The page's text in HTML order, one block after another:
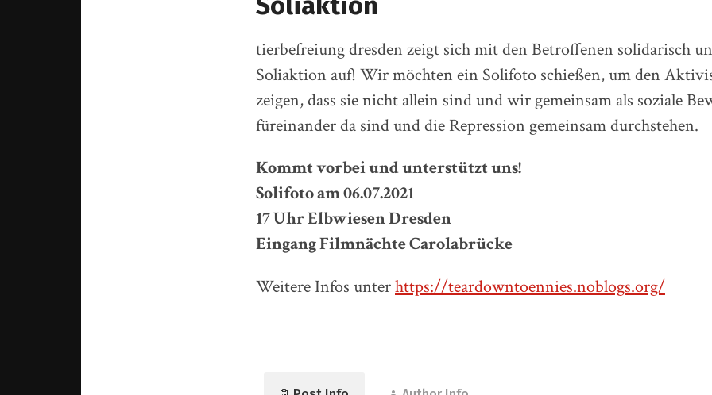
tierbefreiung dresden zeigt sich mit den Betroffenen solidarisch
Soliaktion auf! Wir möchten ein Solifoto schießen, um den
zeigen, dass sie nicht allein sind und wir gemeinsam als soziale
füreinander da sind und die Repression gemeinsam durchstehen.
Kommt vorbei und unterstützt uns!
Solifoto am 06.07.2021
17 Uhr Elbwiesen Dresden
Eingang Filmnächte Carolabrücke
Weitere Infos unterhttps://teardowntoennies.noblogs.org/